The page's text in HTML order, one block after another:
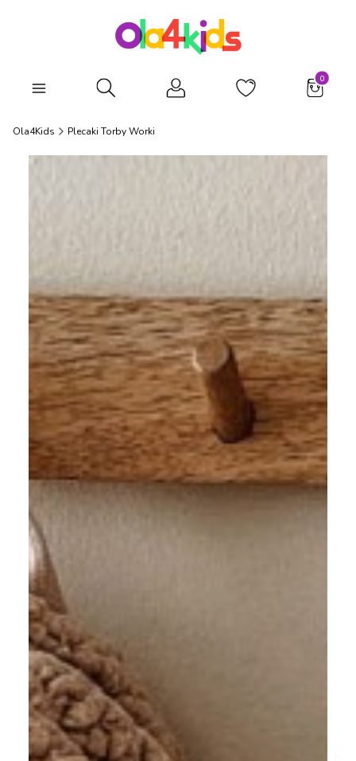
Otwórz wyszukiwarkę
Ola4Kids Plecaki Torby Worki